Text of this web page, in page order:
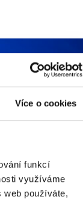
Více o cookies
funkcí
využíváme
web používáte,